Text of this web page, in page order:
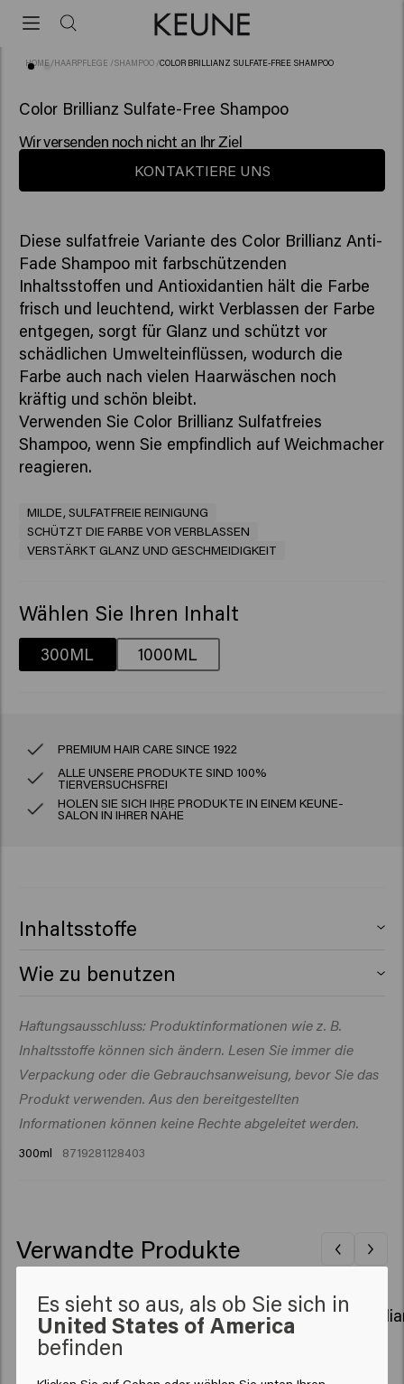
HOME /HAARPFLEGE /SHAMPOO /COLOR BRILLIANZ SULFATE-FREE SHAMPOO
Color Brillianz Sulfate-Free Shampoo
Wir versenden noch nicht an Ihr Ziel
KONTAKTIERE UNS
Diese sulfatfreie Variante des Color Brillianz Anti-
Fade Shampoo mit farbschützenden
Inhaltsstoffen und Antioxidantien hält die Farbe
frisch und leuchtend, wirkt Verblassen der Farbe
entgegen, sorgt für Glanz und schützt vor
schädlichen Umwelteinflüssen, wodurch die
Farbe auch nach vielen Haarwäschen noch
kräftig und schön bleibt.
Verwenden Sie Color Brillianz Sulfatfreies
Shampoo, wenn Sie empfindlich auf Weichmacher
reagieren.
MILDE, SULFATFREIE REINIGUNG
SCHÜTZT DIE FARBE VOR VERBLASSEN
VERSTÄRKT GLANZ UND GESCHMEIDIGKEIT
Wählen Sie Ihren Inhalt
300ML 1000ML
PREMIUM HAIR CARE SINCE 1922
ALLE UNSERE PRODUKTE SIND 100%
TIERVERSUCHSFREI
HOLEN SIE SICH IHRE PRODUKTE IN EINEM KEUNE-
SALON IN IHRER NÄHE
Inhaltsstoffe
Cocamidopropyl Betaine, Sodium Cocoyl Isethionate,
Chloride, Phenoxyethanol, PEG-200 Hydrogenated
Glyceryl Palmate, Behenamidopropyl Dimethylamine,
Parfum (Fragrance), Sodium Benzoate, Glyceryl Laurate,
PEG-40 Hydrogenated Castor Oil, PEG-7 Glyceryl
Cocoate, Polyquaternium-10, Hydroxyethylcellulose,
Polyquaternium-7, Silicone Quaternium-22, Citric Acid,
Chloride, Helianthus Annuus (Sunflower) Seed Extract,
Acetyloctahydronaphthalenes.
Wie zu benutzen
ausspülen. Bei Bedarf wiederholen.
Haftungsausschluss: Produktinformationen wie z. B.
Inhaltsstoffe können sich ändern. Lesen Sie immer die
Verpackung oder die Gebrauchsanweisung, bevor Sie das
Produkt verwenden. Aus den bereitgestellten
Informationen können keine Rechte abgeleitet werden.
300ml 8719281128403
Verwandte Produkte
Color Brillianz Shampoo Color
Es sieht so aus, als ob Sie sich in
United States of America
befinden